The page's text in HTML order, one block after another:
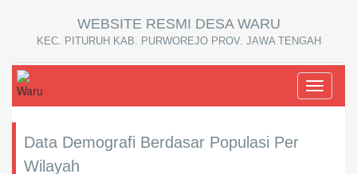
WEBSITE RESMI DESA WARU
KEC. PITURUH KAB. PURWOREJO PROV. JAWA TENGAH
Toggle
Data Demografi Berdasar Populasi Per
Wilayah